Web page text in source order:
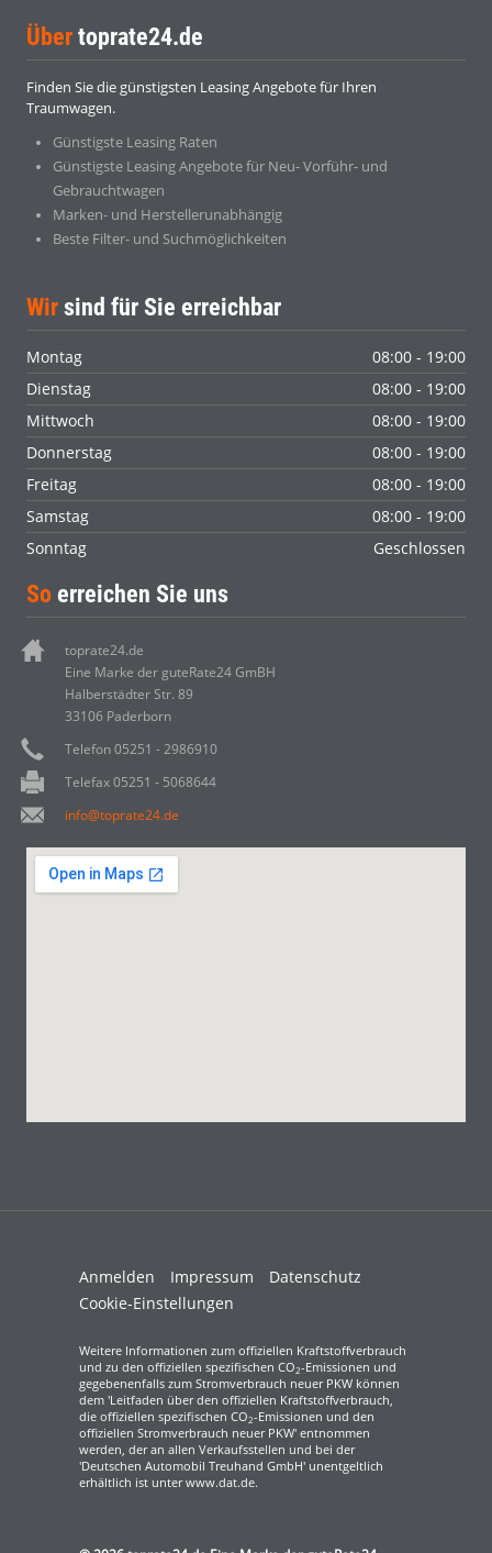
Über toprate24.de
Finden Sie die günstigsten Leasing Angebote für Ihren
Traumwagen.
Günstigste Leasing Raten
Günstigste Leasing Angebote für Neu- Vorführ- und
Gebrauchtwagen
Marken- und Herstellerunabhängig
Beste Filter- und Suchmöglichkeiten
Wir sind für Sie erreichbar
Montag
08:00 - 19:00
Dienstag
08:00 - 19:00
Mittwoch
08:00 - 19:00
Donnerstag
08:00 - 19:00
Freitag
08:00 - 19:00
Samstag
08:00 - 19:00
Sonntag
Geschlossen
So erreichen Sie uns
toprate24.de
Eine Marke der guteRate24 GmBH
Halberstädter Str. 89
33106 Paderborn
Telefon 05251 - 2986910
Telefax 05251 - 5068644
info@toprate24.de
Anmelden Impressum
Datenschutz
Cookie-Einstellungen
Weitere Informationen zum offiziellen Kraftstoffverbrauch
und zu den offiziellen spezifischen CO2-Emissionen und
gegebenenfalls zum Stromverbrauch neuer PKW können
dem 'Leitfaden über den offiziellen Kraftstoffverbrauch,
die offiziellen spezifischen CO2-Emissionen und den
offiziellen Stromverbrauch neuer PKW' entnommen
werden, der an allen Verkaufsstellen und bei der
'Deutschen Automobil Treuhand GmbH' unentgeltlich
erhältlich ist unter www.dat.de.